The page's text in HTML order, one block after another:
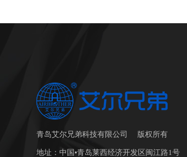
青岛艾尔兄弟科技有限公司 版权所有
地址：中国•青岛莱西经济开发区闽江路1号